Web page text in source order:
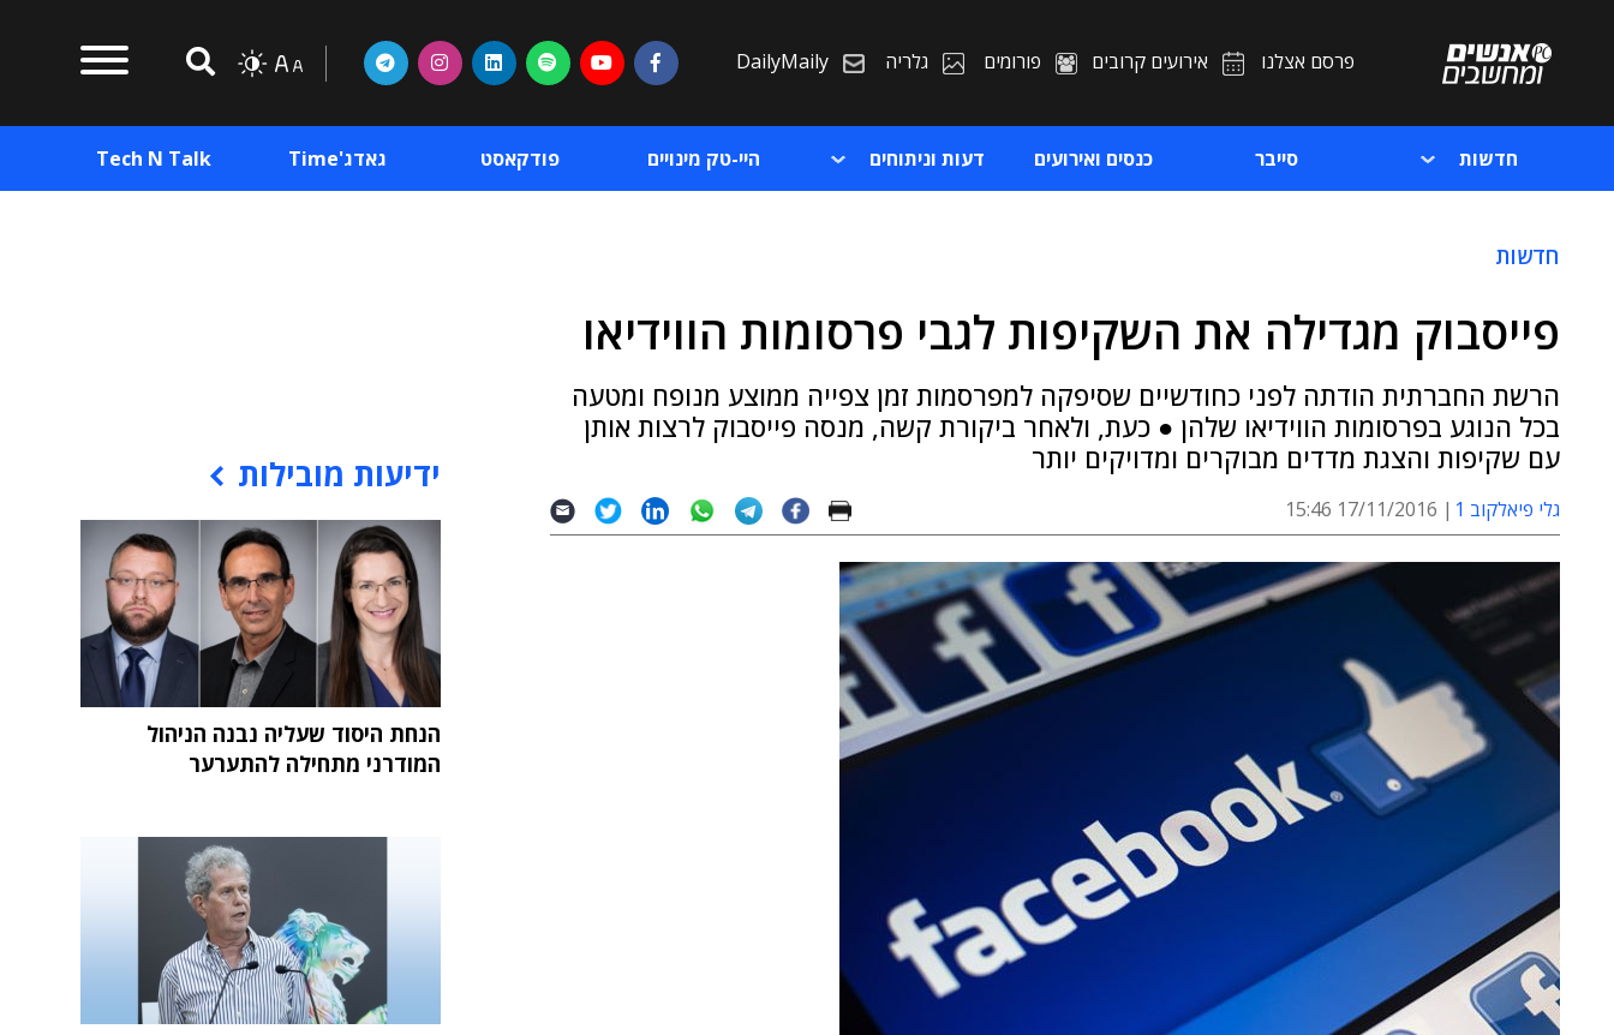
פרסם אצלנו אירועים קרובים פורומים גלריה DailyMaily
חדשות סייבר כנסים ואירועים דעות וניתוחים היי-טק מינויים פודקאסט גאדג'Time Tech N Talk
חדשות
פייסבוק מגדילה את השקיפות לגבי פרסומות הווידיאו
הרשת החברתית הודתה לפני כחודשיים שסיפקה למפרסמות זמן צפייה ממוצע מנופח ומטעה
בכל הנוגע בפרסומות הווידיאו שלהן ● כעת, ולאחר ביקורת קשה, מנסה פייסבוק לרצות אותן
עם שקיפות והצגת מדדים מבוקרים ומדויקים יותר
גלי פיאלקוב 1 17/11/2016 15:46
ידיעות מובילות
הנחת היסוד שעליה נבנה הניהול
המודרני מתחילה להתערער